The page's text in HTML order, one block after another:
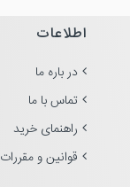
اطلاعات
در باره ما
تماس با ما
راهنمای خرید
قوانین و مقررات